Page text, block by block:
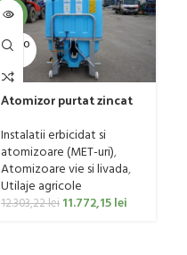
-4%
SOLD O
UT
Atomizor purtat zincat
Bufer, model Ronda,
300 litri
Instalatii erbicidat si
atomizoare (MET-uri),
Atomizoare vie si livada,
Utilaje agricole
12.303,22lei 11.772,15lei